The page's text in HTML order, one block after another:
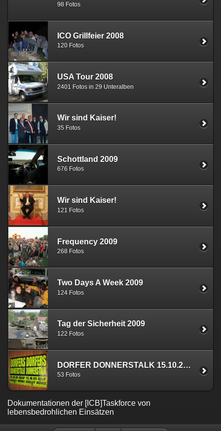
98 Fotos
ICO Grillfeier 2008
120 Fotos
USA Tour 2008
2401 Fotos in 29 Unteralben
Wir sind Kaiser!
35 Fotos
Schottland 2009
676 Fotos
Wir sind Kaiser!
121 Fotos
Frequency 2009
268 Fotos
Two Days A Week 2009
124 Fotos
Tag der Sicherheit 2009
122 Fotos
DORFER DONNERSTALK 15.10.2009 - ORF1 22.10.2009
53 Fotos
Dokumentationen der [ICB]Taskforce von
lebensbedrohlichen Einsätzen